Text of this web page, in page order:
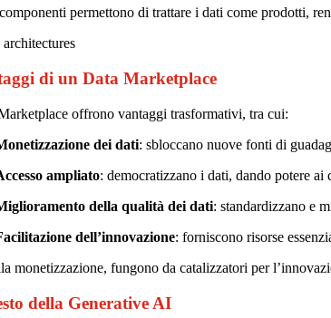
permettono di trattare i dati come prodotti,
di un Data Marketplace
offrono vantaggi trasformativi, tra cui:
dei dati: sbloccano nuove fonti di
ampliato: democratizzano i dati, dando potere
della qualità dei dati: standardizzano e
dell’innovazione: forniscono risorse
monetizzazione, fungono da catalizzatori per
della Generative AI